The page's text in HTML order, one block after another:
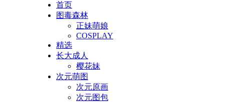
首页
图毒森林
正妹萌娘
COSPLAY
精选
长大成人
樱花妹
次元萌图
次元原画
次元图包